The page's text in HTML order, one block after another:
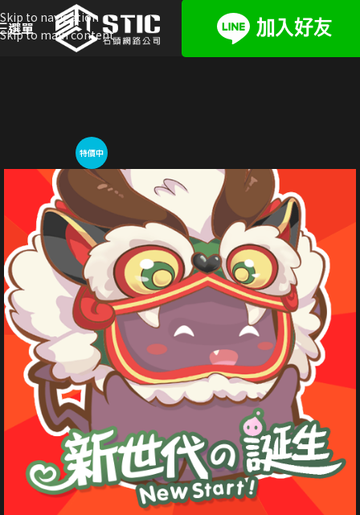
Skip to navigation
Skip to main content
選單
特價中